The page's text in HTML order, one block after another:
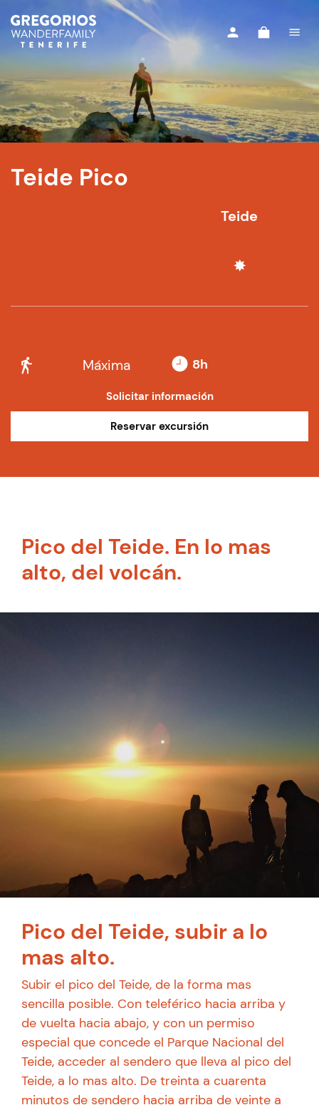
Teide Pico
Teide
✸
Máxima 8h
Solicitar información
Reservar excursión
Pico del Teide. En lo mas
alto, del volcán.
Pico del Teide, subir a lo
mas alto.
Subir el pico del Teide, de la forma mas
sencilla posible. Con teleférico hacia arriba y
de vuelta hacia abajo, y con un permiso
especial que concede el Parque Nacional del
Teide, acceder al sendero que lleva al pico del
Teide, a lo mas alto. De treinta a cuarenta
minutos de sendero hacia arriba de veinte a